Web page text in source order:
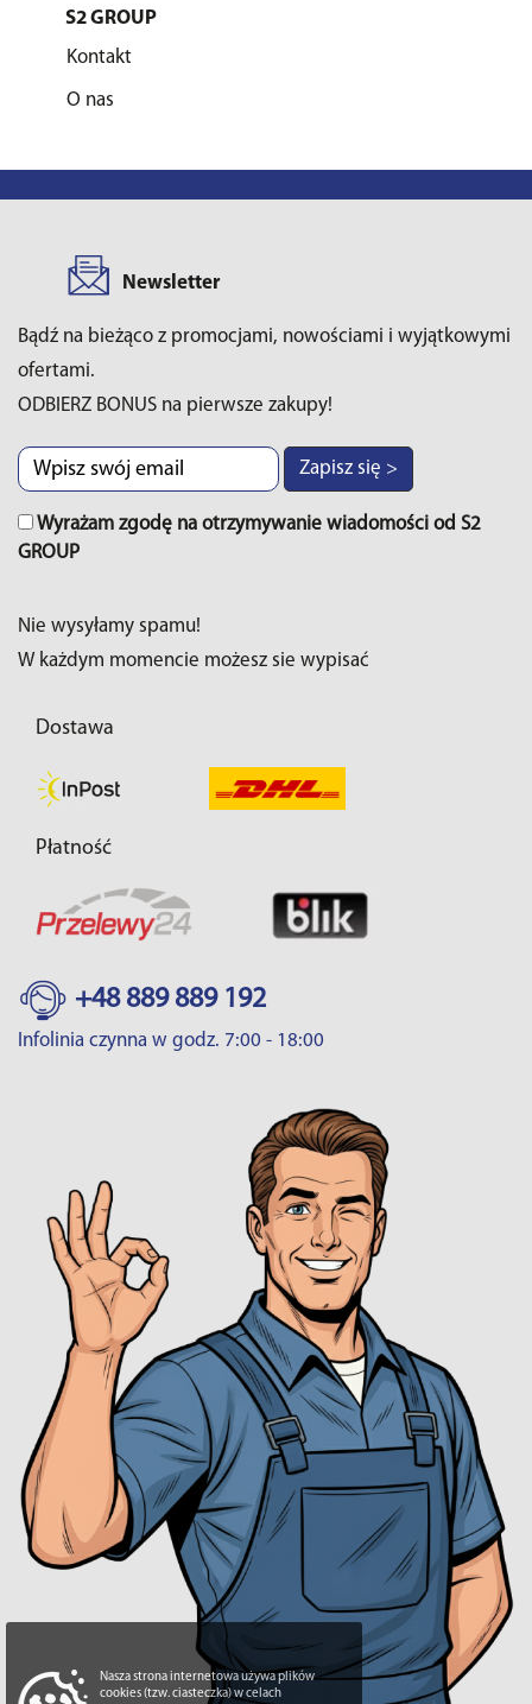
S2 GROUP
Kontakt
O nas
Newsletter
Bądź na bieżąco z promocjami, nowościami i wyjątkowymi
ofertami.
ODBIERZ BONUS na pierwsze zakupy!
Zapisz się >
Wyrażam zgodę na otrzymywanie wiadomości od S2
GROUP
Nie wysyłamy spamu!
W każdym momencie możesz sie wypisać
Dostawa
Płatność
+48 889 889 192
Infolinia czynna w godz. 7:00 - 18:00
Nasza strona internetowa używa plików
cookies (tzw. ciasteczka) w celach